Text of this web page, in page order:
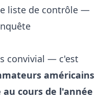
liste de contrôle —
convivial — c'est
américains
cours de l'année